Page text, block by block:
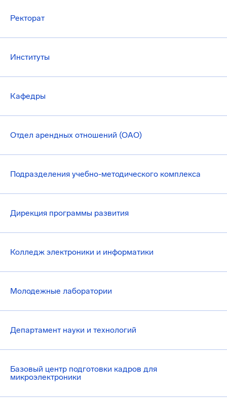
Ректорат
Институты
Кафедры
Отдел арендных отношений (ОАО)
Подразделения учебно-методического комплекса
Дирекция программы развития
Колледж электроники и информатики
Молодежные лаборатории
Департамент науки и технологий
Базовый центр подготовки кадров для
микроэлектроники